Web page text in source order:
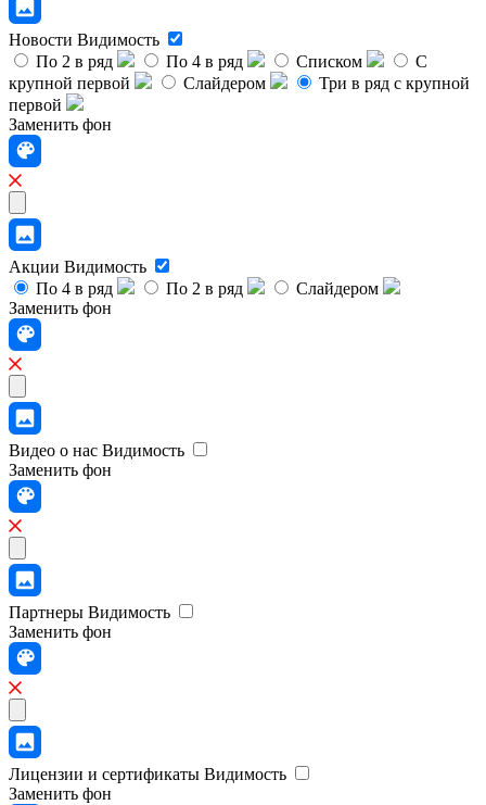
Новости Видимость
По 2 в ряд
По 4 в ряд Списком
С
крупной первой
Слайдером
Три в ряд с крупной
первой
Заменить фон
Акции Видимость
По 4 в ряд
По 2 в ряд
Слайдером
Заменить фон
Видео о нас Видимость
Заменить фон
Партнеры Видимость
Заменить фон
Лицензии и сертификаты Видимость
Заменить фон